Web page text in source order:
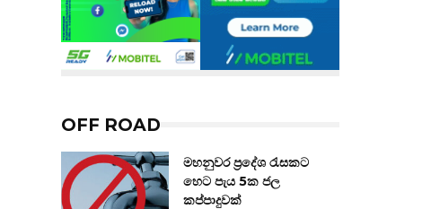
OFF ROAD
මහනුවර ප්‍රදේශ රැසකට
හෙට පැය 5ක ජල
කප්පාදුවක්